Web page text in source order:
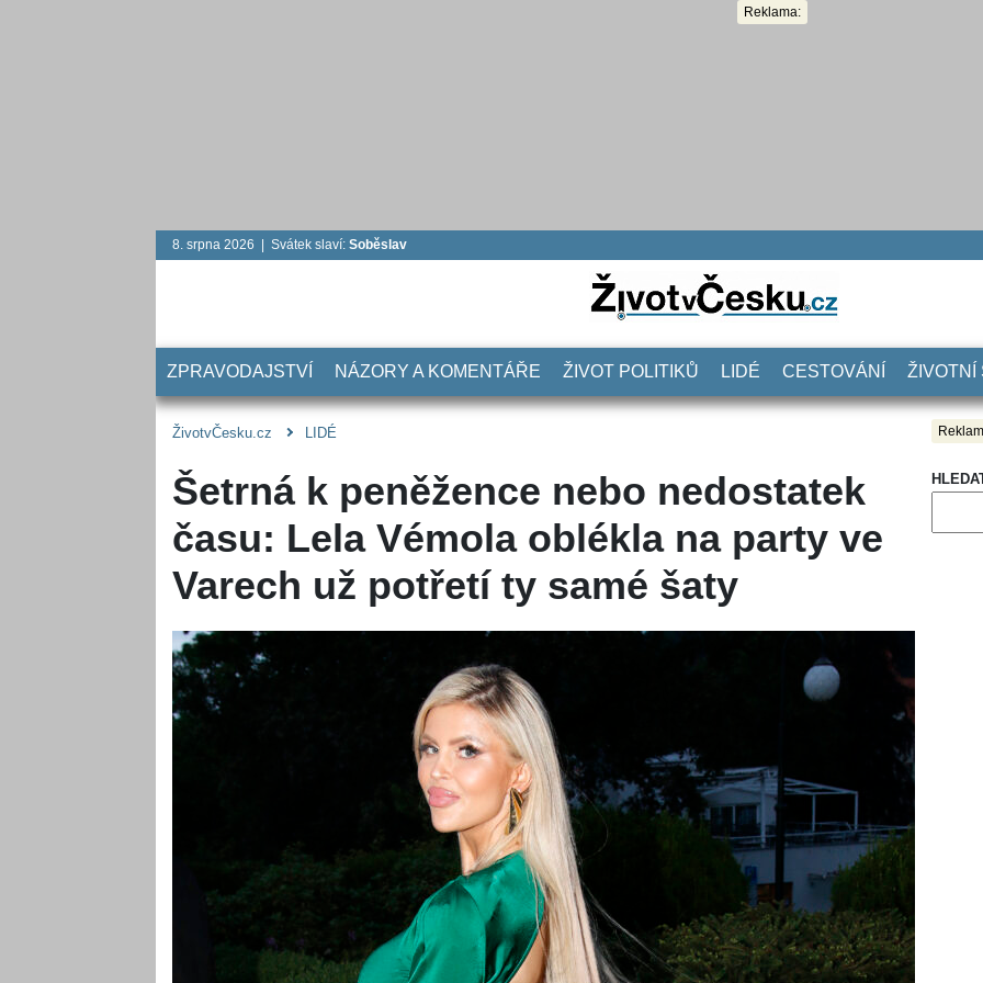
Reklama:
8. srpna 2026 | Svátek slaví: Soběslav
ZPRAVODAJSTVÍ NÁZORY A KOMENTÁŘE ŽIVOT POLITIKŮ LIDÉ CESTOVÁNÍ ŽIVOTNÍ
ŽivotvČesku.cz LIDÉ
Šetrná k peněžence nebo nedostatek
času: Lela Vémola oblékla na party ve
Varech už potřetí ty samé šaty